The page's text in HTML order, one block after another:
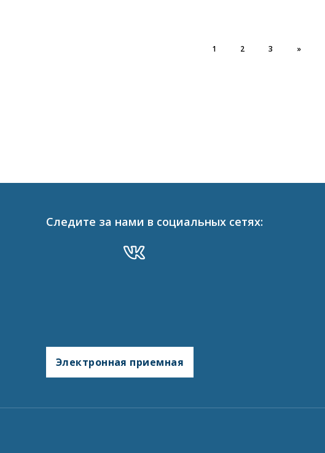
1 2 3 »
Следите за нами в социальных сетях:
Электронная приемная